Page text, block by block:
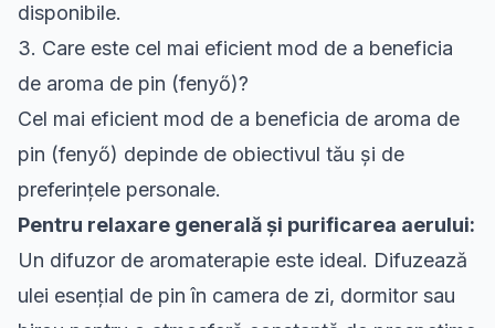
disponibile.
3. Care este cel mai eficient mod de a beneficia
de aroma de pin (fenyő)?
Cel mai eficient mod de a beneficia de aroma de
pin (fenyő) depinde de obiectivul tău și de
preferințele personale.
Pentru relaxare generală și purificarea aerului:
Un difuzor de aromaterapie este ideal. Difuzează
ulei esențial de pin în camera de zi, dormitor sau